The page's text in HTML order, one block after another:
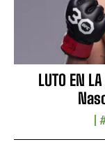
LUTO EN